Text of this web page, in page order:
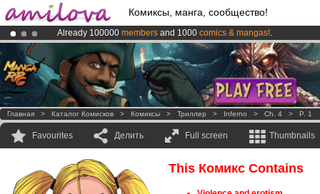
Комиксы, манга, сообщество!
Already 100000 members and 1000 comics & mangas!.
AmilovaKickstarter is now LIVE!.
Premium membership from3.95 euros per month !Get membership
Главная > Каталог Комисков > Комиксы > Триллер > Inferno > Ch. 4 > P. 1
Favourites Делить Full screen Thumbnails
This Комикс Contains